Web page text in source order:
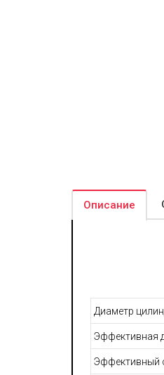
Описание
Диаметр
Эффективная
Эффективный